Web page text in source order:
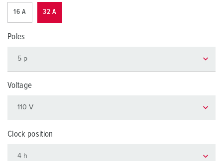
16 A 32 A
Poles
Voltage
Clock position